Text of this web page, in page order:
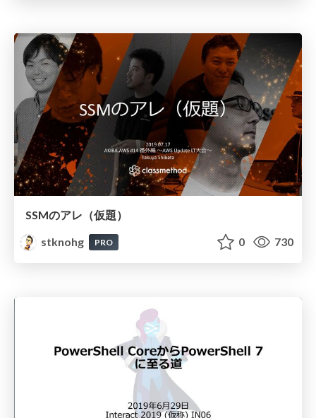
SSMのアレ（仮題）
stknohg
PRO 0 730